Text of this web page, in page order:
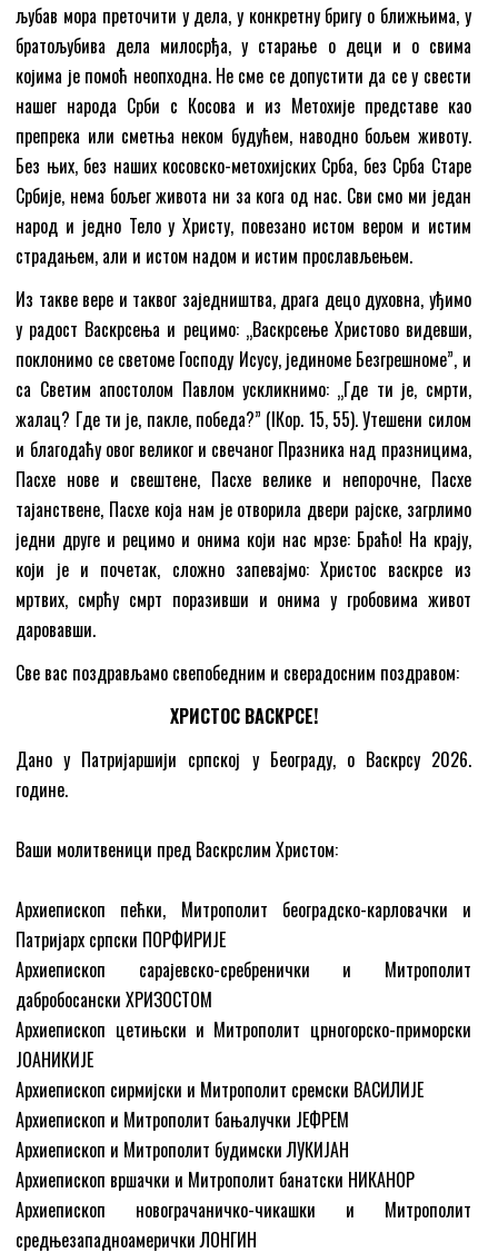
љубав мора преточити у дела, у конкретну бригу о ближњима, у
братољубива дела милосрђа, у старање о деци и о свима
којима је помоћ неопходна. Не сме се допустити да се у свести
нашег народа Срби с Косова и из Метохије представе као
препрека или сметња неком будућем, наводно бољем животу.
Без њих, без наших косовско-метохијских Срба, без Срба Старе
Србије, нема бољег живота ни за кога од нас. Сви смо ми један
народ и једно Тело у Христу, повезано истом вером и истим
страдањем, али и истом надом и истим прослављењем.
Из такве вере и таквог заједништва, драга децо духовна, уђимо
у радост Васкрсења и рецимо: „Васкрсење Христово видевши,
поклонимо се светоме Господу Исусу, јединоме Безгрешноме”, и
са Светим апостолом Павлом ускликнимо: „Где ти је, смрти,
жалац? Где ти је, пакле, победа?” (IКор. 15, 55). Утешени силом
и благодаћу овог великог и свечаног Празника над празницима,
Пасхе нове и свештене, Пасхе велике и непорочне, Пасхе
тајанствене, Пасхе која нам је отворила двери рајске, загрлимо
једни друге и рецимо и онима који нас мрзе: Браћо! На крају,
који је и почетак, сложно запевајмо: Христос васкрсе из
мртвих, смрћу смрт поразивши и онима у гробовима живот
даровавши.
Све вас поздрављамо свепобедним и сверадосним поздравом:
ХРИСТОС ВАСКРСЕ!
Дано у Патријаршији српској у Београду, о Васкрсу 2026.
године.
Ваши молитвеници пред Васкрслим Христом:
Архиепископ пећки, Митрополит београдско-карловачки и
Патријарх српски ПОРФИРИЈЕ
Архиепископ сарајевско-сребренички и Митрополит
дабробосански ХРИЗОСТОМ
Архиепископ цетињски и Митрополит црногорско-приморски
ЈОАНИКИЈЕ
Архиепископ сирмијски и Митрополит сремски ВАСИЛИЈЕ
Архиепископ и Митрополит бањалучки ЈЕФРЕМ
Архиепископ и Митрополит будимски ЛУКИЈАН
Архиепископ вршачки и Митрополит банатски НИКАНОР
Архиепископ новограчаничко-чикашки и Митрополит
средњезападноамерички ЛОНГИН